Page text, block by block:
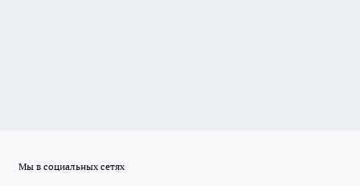
Мы в социальных сетях